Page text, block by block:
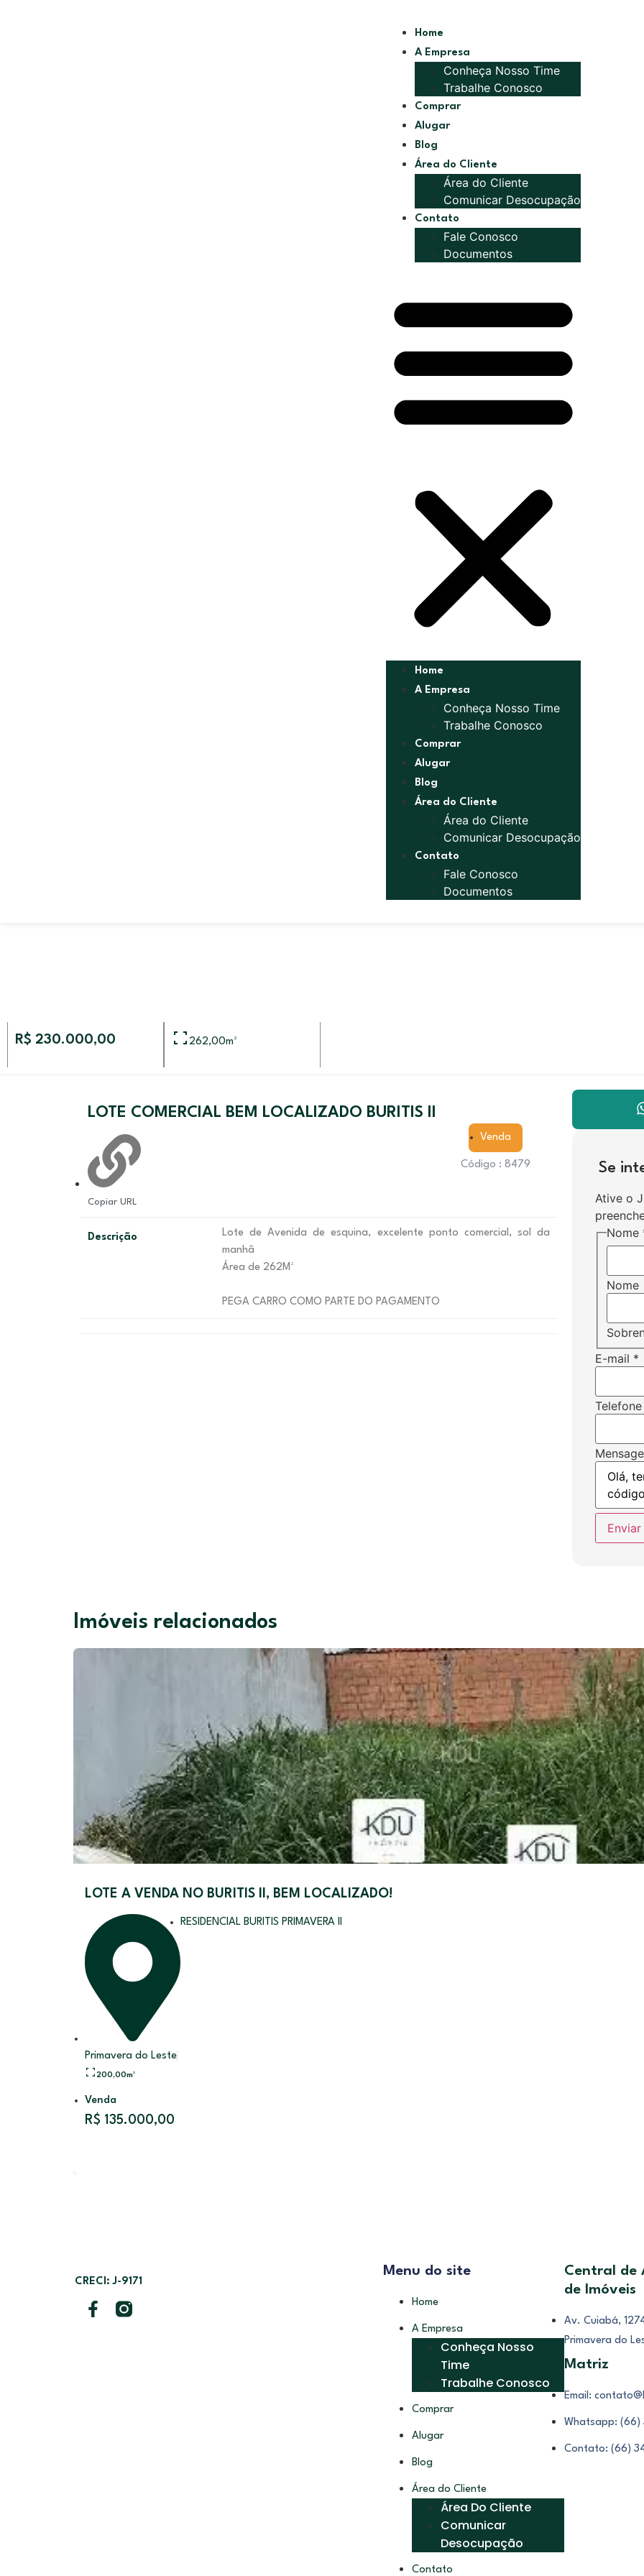
Home
A Empresa
Conheça Nosso Time
Trabalhe Conosco
Comprar
Alugar
Blog
Área do Cliente
Área do Cliente
Comunicar Desocupação
Contato
Fale Conosco
Documentos
Home
A Empresa
Conheça Nosso Time
Trabalhe Conosco
Comprar
Alugar
Blog
Área do Cliente
Área do Cliente
Comunicar Desocupação
Contato
Fale Conosco
Documentos
R$ 230.000,00 262,00m²
LOTE COMERCIAL BEM LOCALIZADO BURITIS II
Copiar URL
Venda
Código : 8479
Descrição
Lote de Avenida de esquina, excelente ponto comercial, sol da
manhã
Área de 262M²
PEGA CARRO COMO PARTE DO PAGAMENTO
Se
Ative o
Nome
Nome
E-mail *
Telefone
Enviar
Imóveis relacionados
LOTE A VENDA NO BURITIS ll, BEM LOCALIZADO!
Primavera do Leste
RESIDENCIAL BURITIS PRIMAVERA II
200,00m²
Venda
R$ 135.000,00
CRECI: J-9171
Menu do site
Home
A Empresa
Conheça Nosso
Time
Trabalhe Conosco
Comprar
Alugar
Blog
Área do Cliente
Área Do Cliente
Comunicar
Desocupação
Contato
Central de
de Imóveis
Av. Cuiabá,
Primavera do
Matriz
Email:
Whatsapp:
Contato: (66)